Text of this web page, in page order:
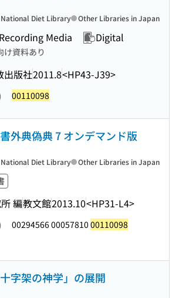
Recording Media Digital
け資料あり
出版社2011.8<HP43-J39>
National Diet Library Other Libraries in Japan
00110098
外典偽典 7 オンデマンド版
編教文館2013.10<HP31-L4>
National Diet Library Other Libraries in Japan
00294566 00057810 00110098
十字架の神学」の展開